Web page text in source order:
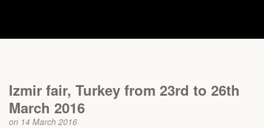
Izmir fair, Turkey from 23rd to 26th
March 2016
on 14 March 2016